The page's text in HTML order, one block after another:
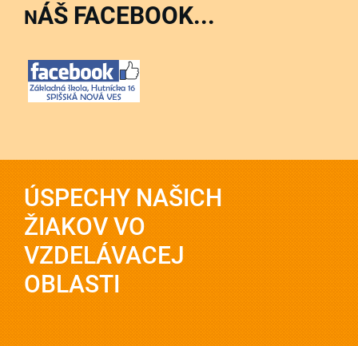
NÁŠ FACEBOOK...
ÚSPECHY NAŠICH
ŽIAKOV VO
VZDELÁVACEJ
OBLASTI